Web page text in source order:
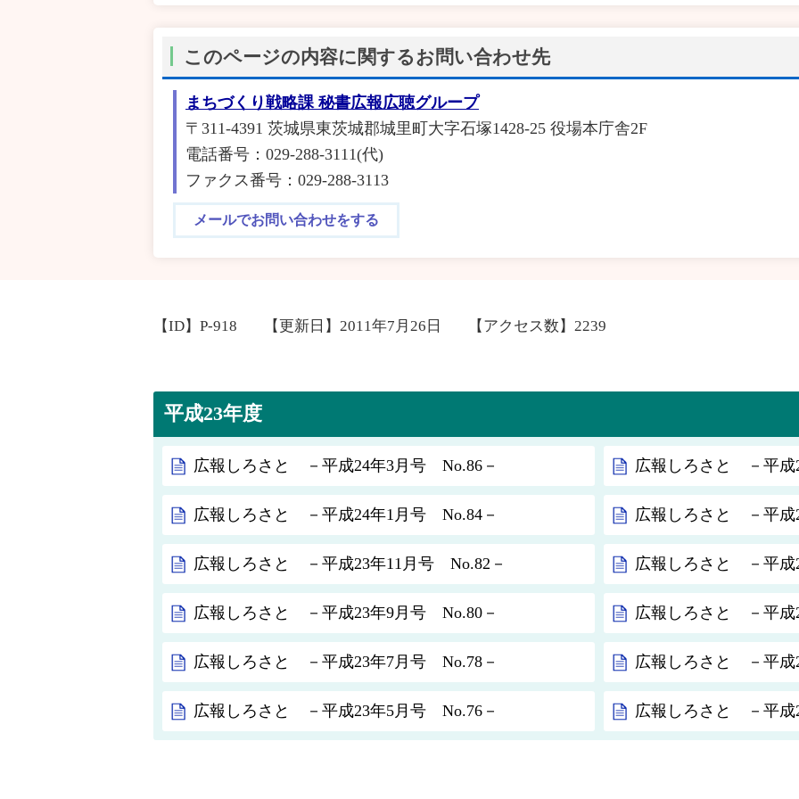
このページの内容に関するお問い合わせ先
まちづくり戦略課 秘書広報広聴グループ
〒311-4391 茨城県東茨城郡城里町大字石塚1428-25 役場本庁舎2F
電話番号：029-288-3111(代)
ファクス番号：029-288-3113
メールでお問い合わせをする
【ID】 P-918 【更新日】 2011年7月26日 【アクセス数】 2239
平成23年度
広報しろさと －平成24年3月号 No.86－ 広報しろさと －平
広報しろさと －平成24年1月号 No.84－ 広報しろさと －平
広報しろさと －平成23年11月号 No.82－ 広報しろさと －平
広報しろさと －平成23年9月号 No.80－ 広報しろさと －平
広報しろさと －平成23年7月号 No.78－ 広報しろさと －平
広報しろさと －平成23年5月号 No.76－ 広報しろさと －平